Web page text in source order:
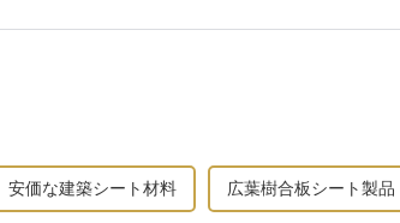
安価な建築シート材料 広葉樹合板シート製品